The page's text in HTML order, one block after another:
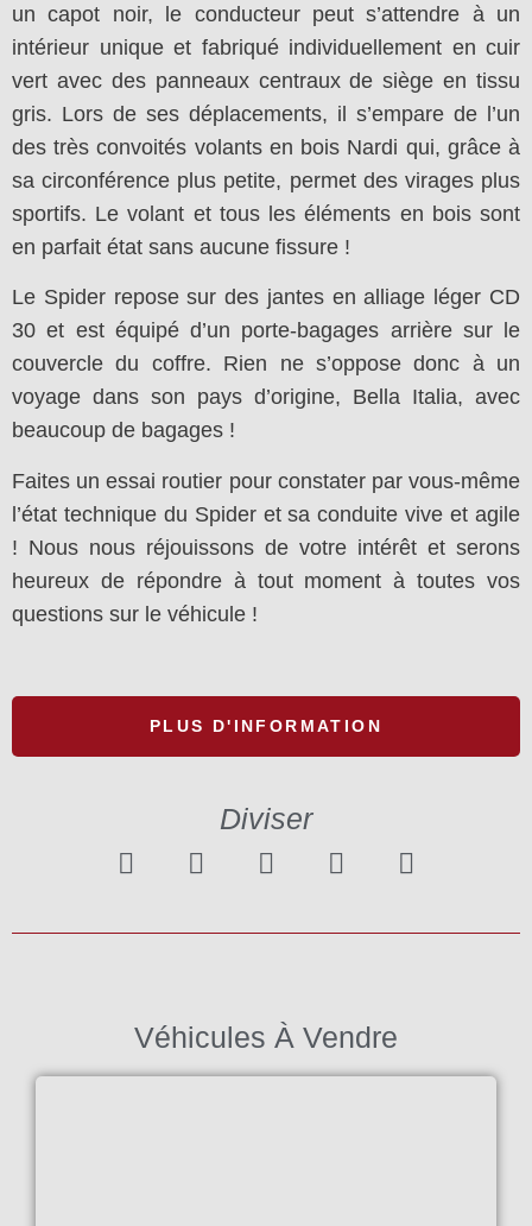
un capot noir, le conducteur peut s’attendre à un
intérieur unique et fabriqué individuellement en cuir
vert avec des panneaux centraux de siège en tissu
gris. Lors de ses déplacements, il s’empare de l’un
des très convoités volants en bois Nardi qui, grâce à
sa circonférence plus petite, permet des virages plus
sportifs. Le volant et tous les éléments en bois sont
en parfait état sans aucune fissure !
Le Spider repose sur des jantes en alliage léger CD
30 et est équipé d’un porte-bagages arrière sur le
couvercle du coffre. Rien ne s’oppose donc à un
voyage dans son pays d’origine, Bella Italia, avec
beaucoup de bagages !
Faites un essai routier pour constater par vous-même
l’état technique du Spider et sa conduite vive et agile
! Nous nous réjouissons de votre intérêt et serons
heureux de répondre à tout moment à toutes vos
questions sur le véhicule !
PLUS D'INFORMATION
Diviser
Véhicules À Vendre